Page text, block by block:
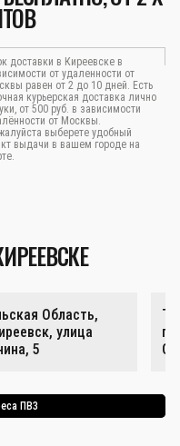
доставки в Киреевске в
от удаленности от
равен от 2 до 10 дней. Есть
курьерская доставка лично
от 500 руб. в зависимости
от Москвы.
выберете удобный
выдачи в вашем городе на
Область,
улица
5
ПВЗ